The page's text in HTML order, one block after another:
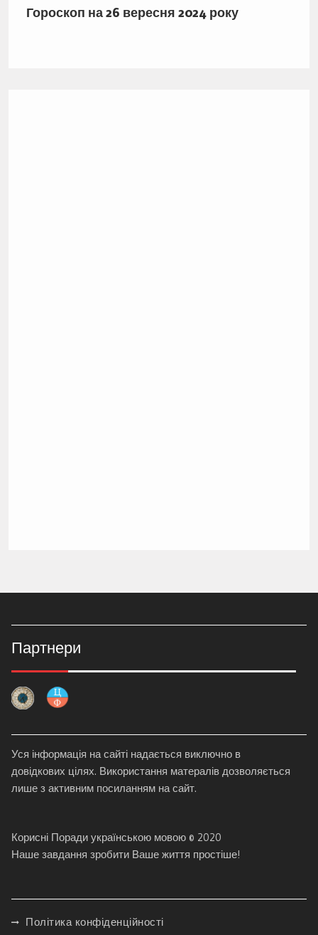
Гороскоп на 26 вересня 2024 року
Партнери
Уся інформація на сайті надається виключно в
довідкових цілях. Використання матералів дозволяється
лише з активним посиланням на сайт.
Корисні Поради українською мовою © 2020
Наше завдання зробити Ваше життя простіше!
Політика конфіденційності